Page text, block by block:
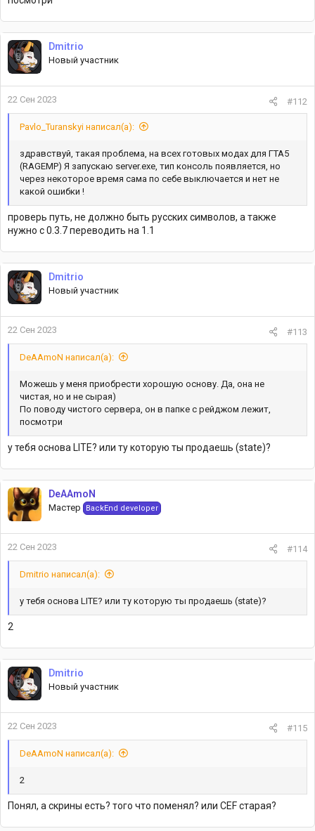
Dmitrio
Новый участник
22 Сен 2023 #112
Pavlo_Turanskyi написал(а):
здравствуй, такая проблема, на всех готовых модах для ГТА5
(RAGEMP) Я запускаю server.exe, тип консоль появляется, но
через некоторое время сама по себе выключается и нет не
какой ошибки !
проверь путь, не должно быть русских символов, а также
нужно с 0.3.7 переводить на 1.1
Dmitrio
Новый участник
22 Сен 2023 #113
DeAAmoN написал(а):
Можешь у меня приобрести хорошую основу. Да, она не
чистая, но и не сырая)
По поводу чистого сервера, он в папке с рейджом лежит,
посмотри
у тебя основа LITE? или ту которую ты продаешь (state)?
DeAAmoN
Мастер BackEnd developer
22 Сен 2023 #114
Dmitrio написал(а):
у тебя основа LITE? или ту которую ты продаешь (state)?
2
Dmitrio
Новый участник
22 Сен 2023 #115
DeAAmoN написал(а):
2
Понял, а скрины есть? того что поменял? или СEF старая?